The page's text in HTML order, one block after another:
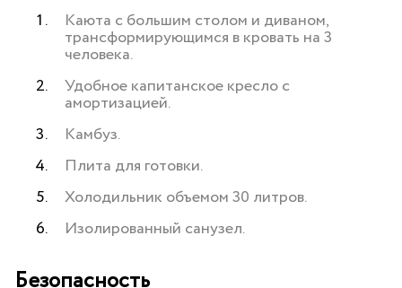
Каюта с большим столом и диваном,
трансформирующимся в кровать на 3
человека.
Удобное капитанское кресло с
амортизацией.
Камбуз.
Плита для готовки.
Холодильник объемом 30 литров.
Изолированный санузел.
Безопасность